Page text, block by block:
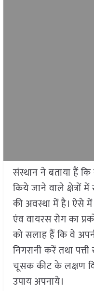
संस्थान ने बताया हैं कि
किये जाने वाले
की अवस्था में है। ऐसे
एंव वायरस रोग का
को सलाह हैं कि वे
निगरानी करें तथा
चूसक कीट के लक्षण
उपाय अपनाये।